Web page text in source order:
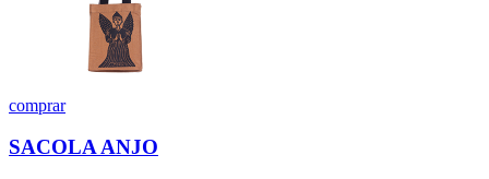
comprar
SACOLA ANJO